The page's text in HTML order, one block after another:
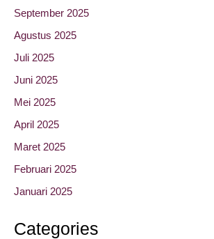
September 2025
Agustus 2025
Juli 2025
Juni 2025
Mei 2025
April 2025
Maret 2025
Februari 2025
Januari 2025
Categories